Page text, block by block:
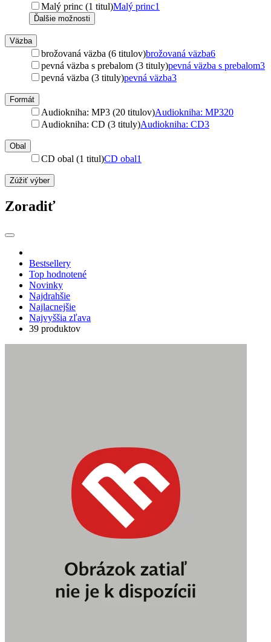
Malý princ (1 titul)Malý princ1
Ďalšie možnosti
Väzba
brožovaná väzba (6 titulov)brožovaná väzba6
pevná väzba s prebalom (3 tituly)pevná väzba s prebalom3
pevná väzba (3 tituly)pevná väzba3
Formát
Audiokniha: MP3 (20 titulov)Audiokniha: MP320
Audiokniha: CD (3 tituly)Audiokniha: CD3
Obal
CD obal (1 titul)CD obal1
Zúžiť výber
Zoradiť
Bestsellery
Top hodnotené
Novinky
Najdrahšie
Najlacnejšie
Najvyššia zľava
39 produktov